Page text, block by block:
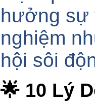
hưởng sự
nghiệm
hội sôi
🌟 10 Lý